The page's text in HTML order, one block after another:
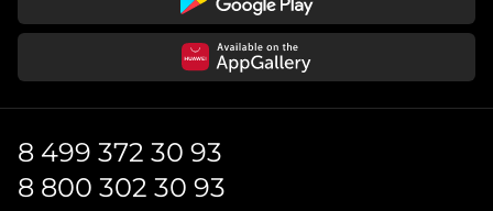
8 499 372 30 93
8 800 302 30 93